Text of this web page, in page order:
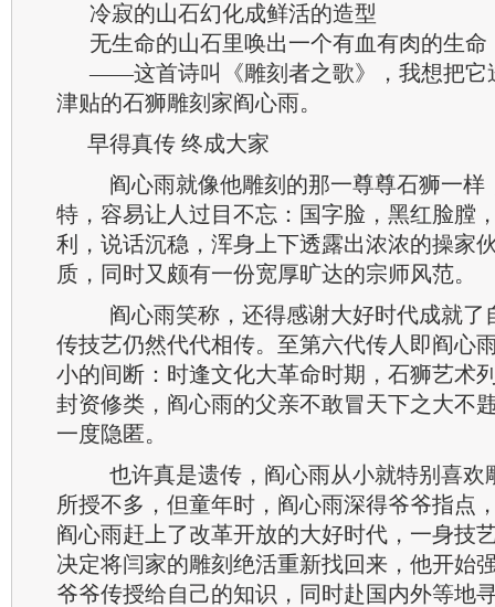
冷寂的山石幻化成鲜活的造型
无生命的山石里唤出一个有血有肉的生命
——这首诗叫《雕刻者之歌》，我想把它
津贴的石狮雕刻家阎心雨。
早得真传 终成大家
阎心雨就像他雕刻的那一尊尊石狮一样
特，容易让人过目不忘：国字脸，黑红脸膛
利，说话沉稳，浑身上下透露出浓浓的操家
质，同时又颇有一份宽厚旷达的宗师风范。
阎心雨笑称，还得感谢大好时代成就了
传技艺仍然代代相传。至第六代传人即阎心
小的间断：时逢文化大革命时期，石狮艺术
封资修类，阎心雨的父亲不敢冒天下之大不
一度隐匿。
也许真是遗传，阎心雨从小就特别喜欢
所授不多，但童年时，阎心雨深得爷爷指点
阎心雨赶上了改革开放的大好时代，一身技
决定将闫家的雕刻绝活重新找回来，他开始
爷爷传授给自己的知识，同时赴国内外等地